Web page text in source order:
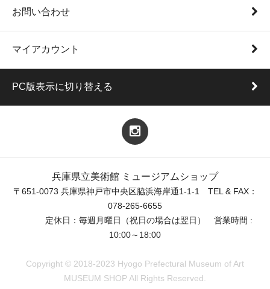
お問い合わせ
マイアカウント
PC版表示に切り替える
兵庫県立美術館 ミュージアムショップ
〒651-0073 兵庫県神戸市中央区脇浜海岸通1-1-1 TEL & FAX：
078-265-6655
定休日：毎週月曜日（祝日の場合は翌日） 営業時間 :
10:00～18:00
Copyright © 2018-2023 Hyogo Prefectural Museum of Art
MUSEUM SHOP All Rights Reserved.